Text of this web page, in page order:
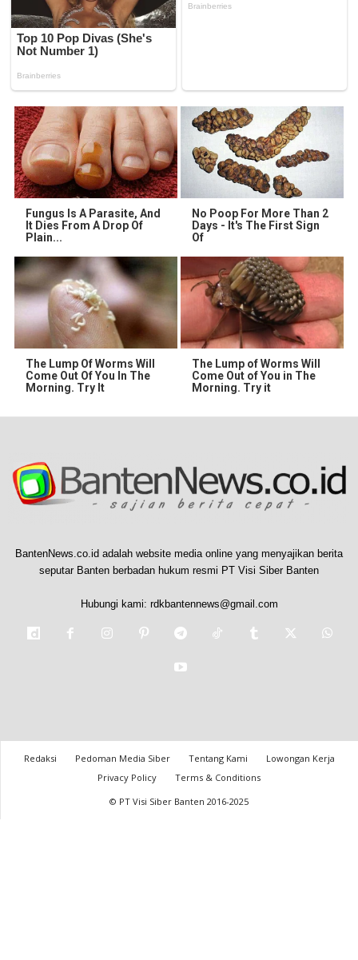
Fungus Is A Parasite, And
It Dies From A Drop Of
Plain...
No Poop For More Than 2
Days - It's The First Sign
Of
The Lump Of Worms Will
Come Out Of You In The
Morning. Try It
The Lump of Worms Will
Come Out of You in The
Morning. Try it
BantenNews.co.id adalah website media online yang menyajikan berita
seputar Banten berbadan hukum resmi PT Visi Siber Banten
Hubungi kami: rdkbantennews@gmail.com
Redaksi Pedoman Media Siber Tentang Kami
Lowongan Kerja
Privacy Policy
Terms & Conditions
© PT Visi Siber Banten 2016-2025